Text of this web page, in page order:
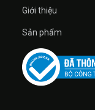
Giới thiệu
Sản phẩm